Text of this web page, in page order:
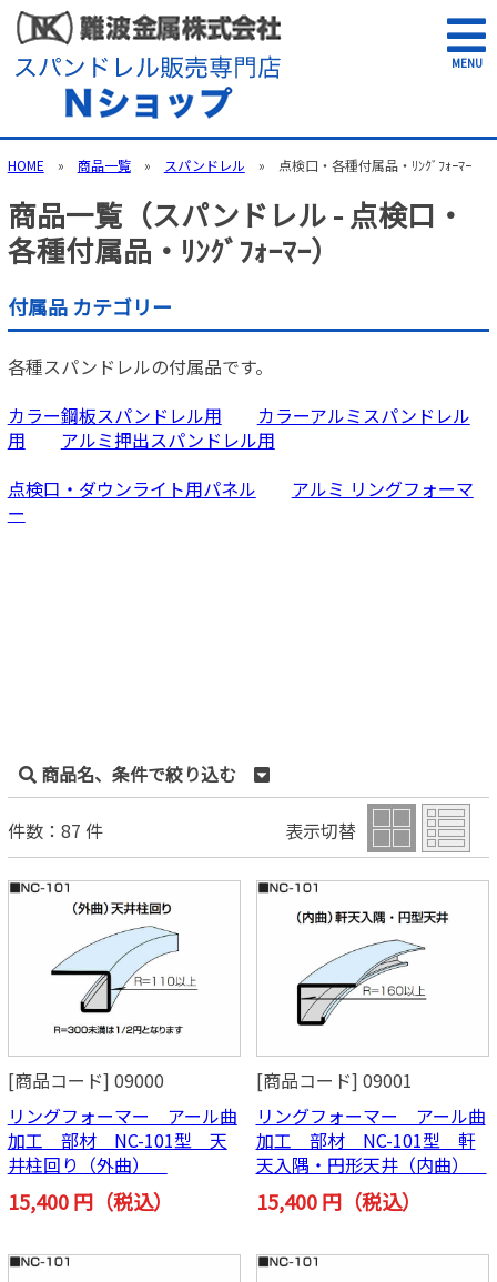
MENU
HOME » 商品一覧» スパンドレル » 点検口・各種付属品・ﾘﾝｸﾞﾌｫｰﾏｰ
商品一覧（スパンドレル - 点検口・
各種付属品・ﾘﾝｸﾞﾌｫｰﾏｰ）
付属品 カテゴリー
各種スパンドレルの付属品です。
カラー鋼板スパンドレル用
カラーアルミスパンドレル
用
アルミ押出スパンドレル用
点検口・ダウンライト用パネル
アルミ リングフォーマ
ー
商品名、条件で絞り込む
件数：87 件 表示切替
[商品コード] 09000
リングフォーマー アール曲
加工 部材 NC-101型 天
井柱回り（外曲）
15,400 円（税込）
[商品コード] 09001
リングフォーマー アール曲
加工 部材 NC-101型 軒
天入隅・円形天井（内曲）
15,400 円（税込）